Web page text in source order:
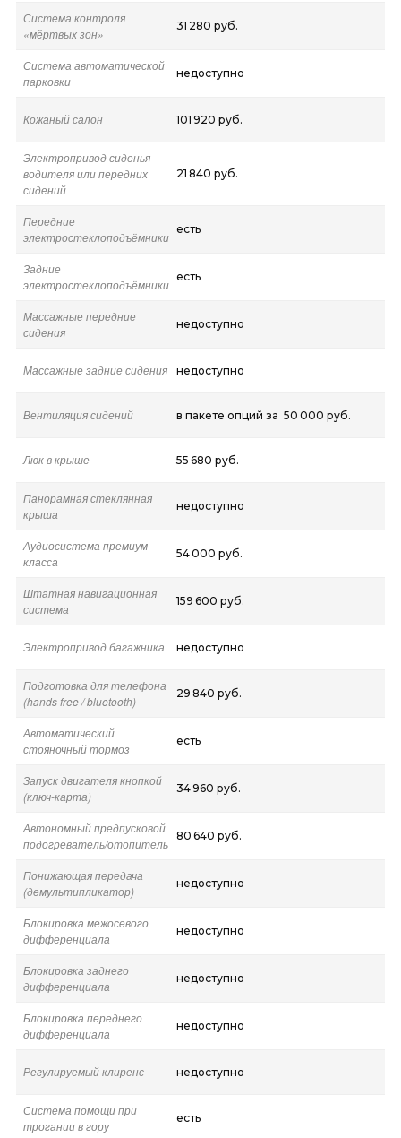
Система контроля
«мёртвых зон»
31 280 руб.
Система автоматической
парковки
недоступно
Кожаный салон 101 920 руб.
Электропривод сиденья
водителя или передних
сидений
21 840 руб.
Передние
электростеклоподъёмники
есть
Задние
электростеклоподъёмники
есть
Массажные передние
сидения
недоступно
Массажные задние сидения недоступно
Вентиляция сидений в пакете опций за 50 000 руб.
Люк в крыше 55 680 руб.
Панорамная стеклянная
крыша
недоступно
Аудиосистема премиум-
класса
54 000 руб.
Штатная навигационная
система
159 600 руб.
Электропривод багажника недоступно
Подготовка для телефона
(hands free / bluetooth)
29 840 руб.
Автоматический
стояночный тормоз
есть
Запуск двигателя кнопкой
(ключ-карта)
34 960 руб.
Автономный предпусковой
подогреватель/отопитель
80 640 руб.
Понижающая передача
(демультипликатор)
недоступно
Блокировка межосевого
дифференциала
недоступно
Блокировка заднего
дифференциала
недоступно
Блокировка переднего
дифференциала
недоступно
Регулируемый клиренс недоступно
Система помощи при
трогании в гору
есть